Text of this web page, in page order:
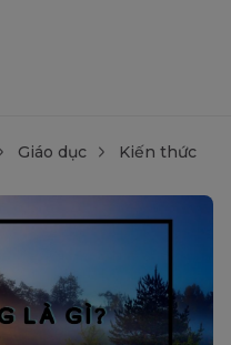
Giáo dục
Kiến thức